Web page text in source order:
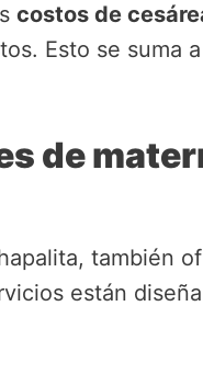
costos de
Esto se suma
de
también
están